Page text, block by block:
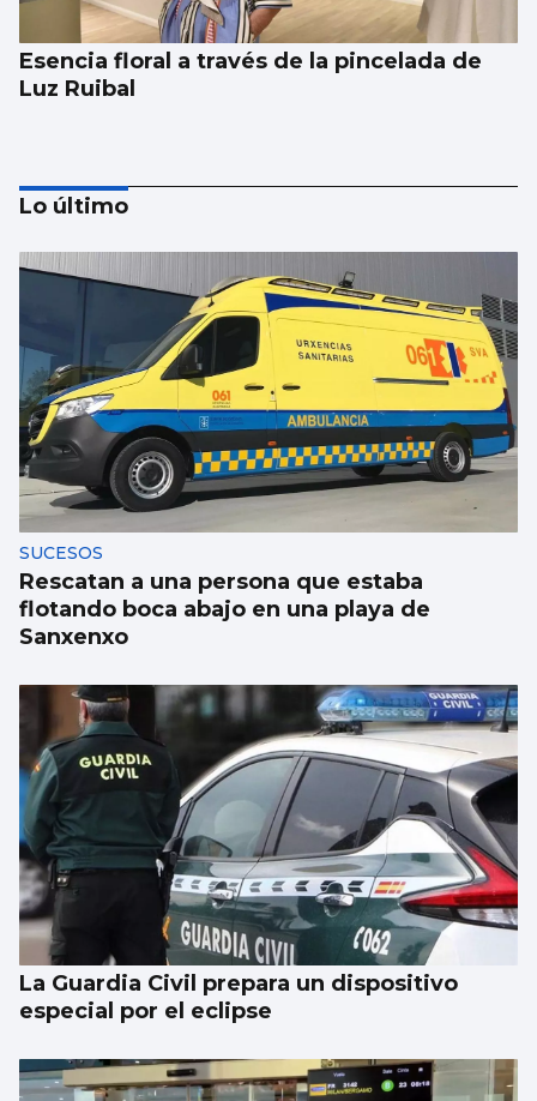
Esencia floral a través de la pincelada de
Luz Ruibal
Xanma Louro, de The Rapants: “Sempre foi
complicado dicir que tocamos. Somos un
guiso, abertos a todo”
Lo último
SUCESOS
Rescatan a una persona que estaba
flotando boca abajo en una playa de
Sanxenxo
La Guardia Civil prepara un dispositivo
especial por el eclipse